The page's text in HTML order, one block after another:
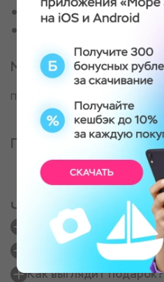
Для активной пары
Для любителей всего
Место проведения
п. Солонцы
Партнер,
Частые вопросы
Сколько стоит
Если цены
покупать у Вас?
Как выглядит подарок?